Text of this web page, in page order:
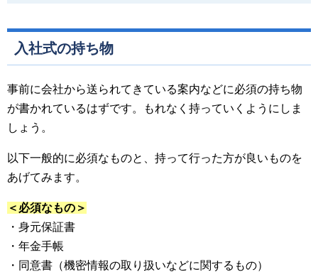
入社式の持ち物
事前に会社から送られてきている案内などに必須の持ち物
が書かれているはずです。もれなく持っていくようにしま
しょう。
以下一般的に必須なものと、持って行った方が良いものを
あげてみます。
＜必須なもの＞
・身元保証書
・年金手帳
・同意書（機密情報の取り扱いなどに関するもの）